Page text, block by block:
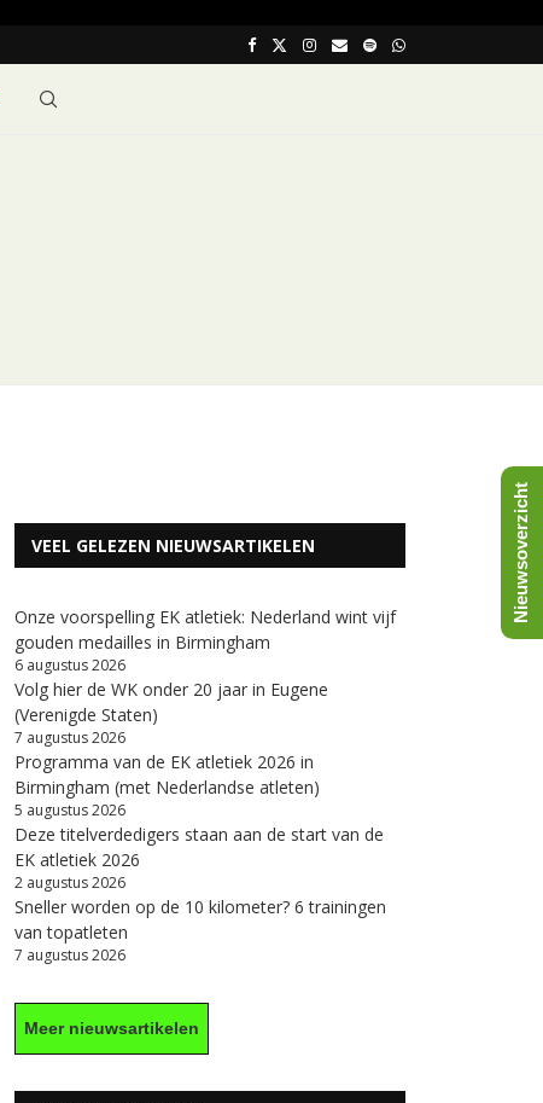
VEEL GELEZEN NIEUWSARTIKELEN
Onze voorspelling EK atletiek: Nederland wint vijf
gouden medailles in Birmingham
6 augustus 2026
Volg hier de WK onder 20 jaar in Eugene
(Verenigde Staten)
7 augustus 2026
Programma van de EK atletiek 2026 in
Birmingham (met Nederlandse atleten)
5 augustus 2026
Deze titelverdedigers staan aan de start van de
EK atletiek 2026
2 augustus 2026
Sneller worden op de 10 kilometer? 6 trainingen
van topatleten
7 augustus 2026
Meer nieuwsartikelen
Nieuwsoverzicht